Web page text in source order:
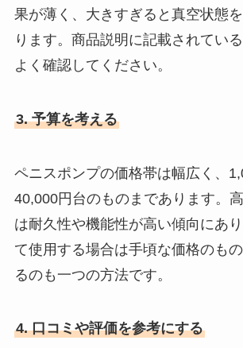
果が薄く、大きすぎると真空状態
ります。商品説明に記載されてい
よく確認してください。
3. 予算を考える
ペニスポンプの価格帯は幅広く、
40,000円台のものまであります。
は耐久性や機能性が高い傾向にあ
て使用する場合は手頃な価格のも
るのも一つの方法です。
4. 口コミや評価を参考にする